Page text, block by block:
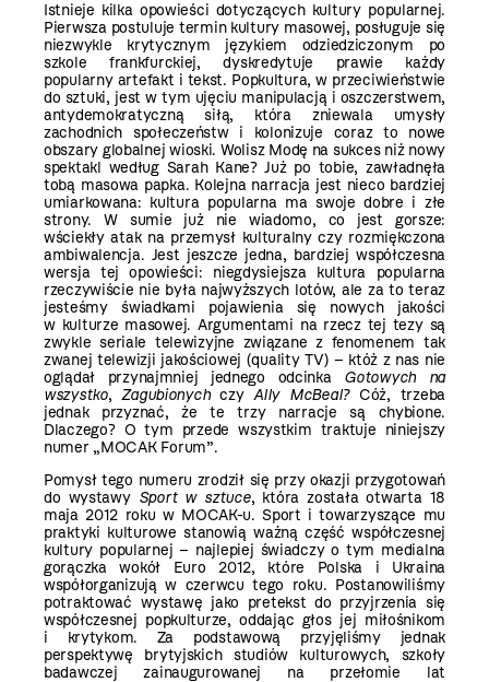
Istnieje kilka opowieści dotyczących kultury popularnej.
Pierwsza postuluje termin kultury masowej, posługuje się
niezwykle krytycznym językiem odziedziczonym po
szkole frankfurckiej, dyskredytuje prawie każdy
popularny artefakt i tekst. Popkultura, w przeciwieństwie
do sztuki, jest w tym ujęciu manipulacją i oszczerstwem,
antydemokratyczną siłą, która zniewala umysły
zachodnich społeczeństw i kolonizuje coraz to nowe
obszary globalnej wioski. Wolisz Modę na sukces niż nowy
spektakl według Sarah Kane? Już po tobie, zawładnęła
tobą masowa papka. Kolejna narracja jest nieco bardziej
umiarkowana: kultura popularna ma swoje dobre i złe
strony. W sumie już nie wiadomo, co jest gorsze:
wściekły atak na przemysł kulturalny czy rozmiękczona
ambiwalencja. Jest jeszcze jedna, bardziej współczesna
wersja tej opowieści: niegdysiejsza kultura popularna
rzeczywiście nie była najwyższych lotów, ale za to teraz
jesteśmy świadkami pojawienia się nowych jakości
w kulturze masowej. Argumentami na rzecz tej tezy są
zwykle seriale telewizyjne związane z fenomenem tak
zwanej telewizji jakościowej (quality TV) – któż z nas nie
oglądał przynajmniej jednego odcinka Gotowych na
wszystko,ZagubionychczyAlly McBeal?Cóż, trzeba
jednak przyznać, że te trzy narracje są chybione.
Dlaczego? O tym przede wszystkim traktuje niniejszy
numer „MOCAK Forum”.
Pomysł tego numeru zrodził się przy okazji przygotowań
do wystawy Sport w sztuce, która została otwarta 18
maja 2012 roku w MOCAK-u. Sport i towarzyszące mu
praktyki kulturowe stanowią ważną część współczesnej
kultury popularnej – najlepiej świadczy o tym medialna
gorączka wokół Euro 2012, które Polska i Ukraina
współorganizują w czerwcu tego roku. Postanowiliśmy
potraktować wystawę jako pretekst do przyjrzenia się
współczesnej popkulturze, oddając głos jej miłośnikom
i krytykom. Za podstawową przyjęliśmy jednak
perspektywę brytyjskich studiów kulturowych, szkoły
badawczej zainaugurowanej na przełomie lat